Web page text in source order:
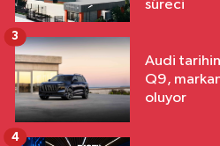
süreci
Audi
Q9,
oluyor
3
4